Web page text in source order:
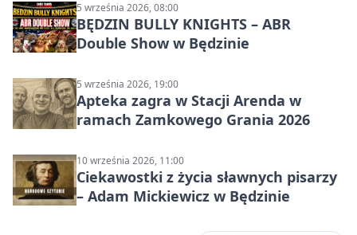
5 września 2026, 08:00
BĘDZIN BULLY KNIGHTS – ABR
Double Show w Będzinie
5 września 2026, 19:00
Apteka zagra w Stacji Arenda w
ramach Zamkowego Grania 2026
10 września 2026, 11:00
Ciekawostki z życia sławnych pisarzy
– Adam Mickiewicz w Będzinie